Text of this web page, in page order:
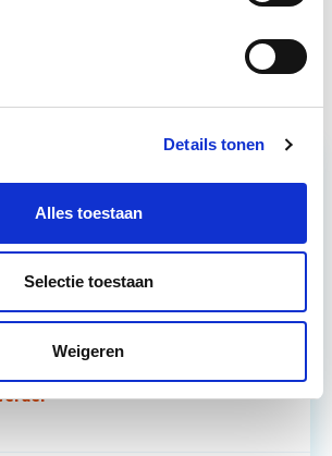
Details tonen
Alles toestaan
Selectie toestaan
Weigeren
Start wo 28 okt
Relevant bij dit artikel
Bouwen
is de toekomst. Letterlijk, want in
overheid dat de